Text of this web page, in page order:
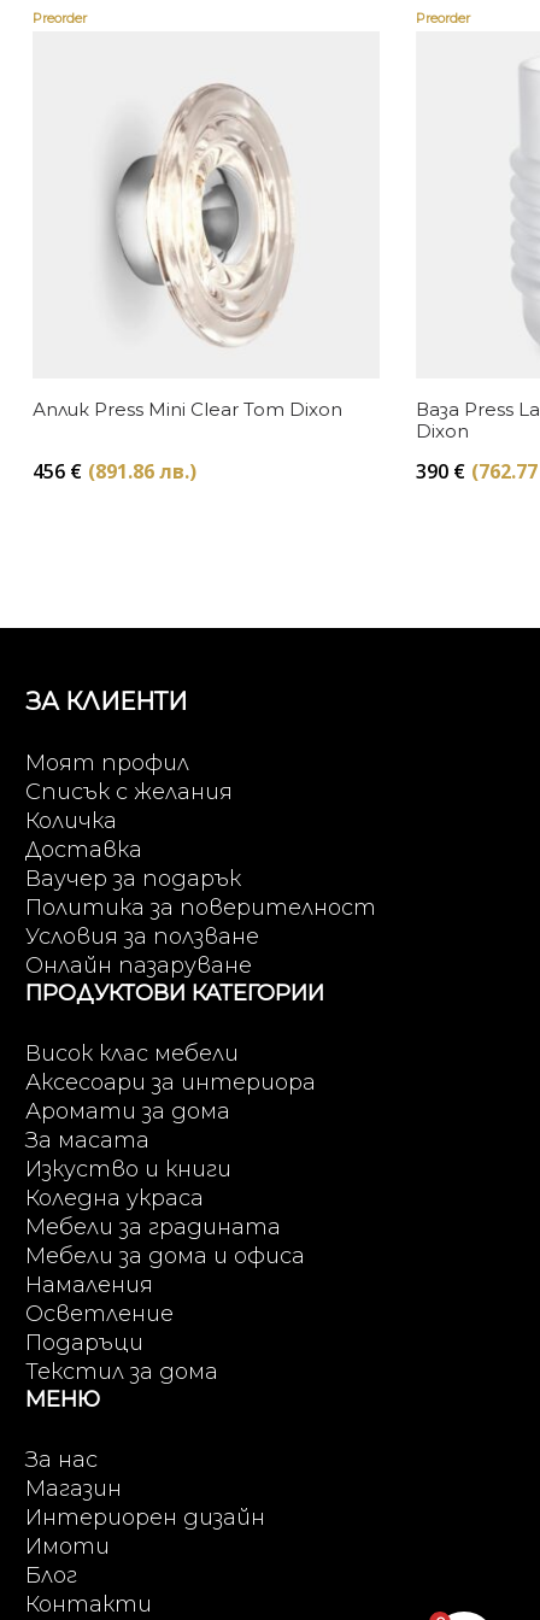
Preorder
Аплик Press Mini Clear Tom Dixon
456 € (891.86 лв.)
Preorder
Ваза Press
Dixon
390 €
ЗА КЛИЕНТИ
Моят профил
Списък с желания
Количка
Доставка
Ваучер за подарък
Политика за поверителност
Условия за ползване
Онлайн пазаруване
ПРОДУКТОВИ КАТЕГОРИИ
Висок клас мебели
Аксесоари за интериора
Аромати за дома
За масата
Изкуство и книги
Коледна украса
Мебели за градината
Мебели за дома и офиса
Намаления
Осветление
Подаръци
Текстил за дома
МЕНЮ
За нас
Магазин
Интериорен дизайн
Имоти
Блог
Контакти